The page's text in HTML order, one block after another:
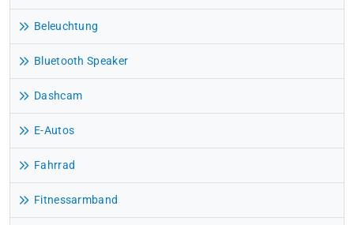
Beleuchtung
Bluetooth Speaker
Dashcam
E-Autos
Fahrrad
Fitnessarmband